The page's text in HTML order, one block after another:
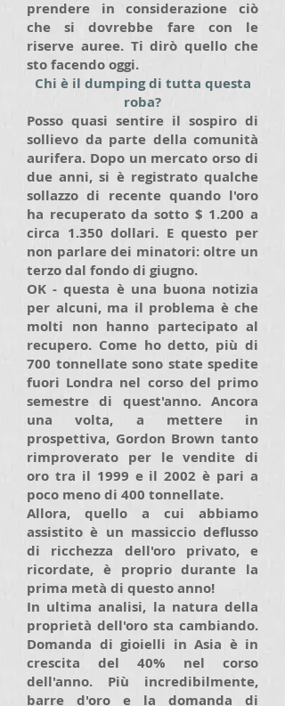
prendere in considerazione ciò
che si dovrebbe fare con le
riserve auree. Ti dirò quello che
sto facendo oggi.
Chi è il dumping di tutta questa
roba?
Posso quasi sentire il sospiro di
sollievo da parte della comunità
aurifera. Dopo un mercato orso di
due anni, si è registrato qualche
sollazzo di recente quando l'oro
ha recuperato da sotto $ 1.200 a
circa 1.350 dollari. E questo per
non parlare dei minatori: oltre un
terzo dal fondo di giugno.
OK - questa è una buona notizia
per alcuni, ma il problema è che
molti non hanno partecipato al
recupero. Come ho detto, più di
700 tonnellate sono state spedite
fuori Londra nel corso del primo
semestre di quest'anno. Ancora
una volta, a mettere in
prospettiva, Gordon Brown tanto
rimproverato per le vendite di
oro tra il 1999 e il 2002 è pari a
poco meno di 400 tonnellate.
Allora, quello a cui abbiamo
assistito è un massiccio deflusso
di ricchezza dell'oro privato, e
ricordate, è proprio durante la
prima metà di questo anno!
In ultima analisi, la natura della
proprietà dell'oro sta cambiando.
Domanda di gioielli in Asia è in
crescita del 40% nel corso
dell'anno. Più incredibilmente,
barre d'oro e la domanda di